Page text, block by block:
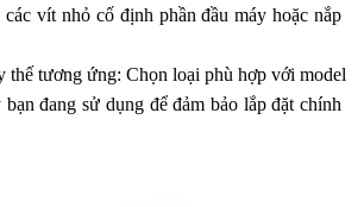
vít nhỏ cố định phần đầu máy hoặc nắp
thế tương ứng: Chọn loại phù hợp với model
đang sử dụng để đảm bảo lắp đặt chính